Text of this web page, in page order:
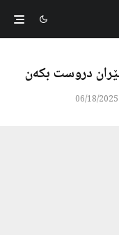
دروست بکەن
06/18/2025